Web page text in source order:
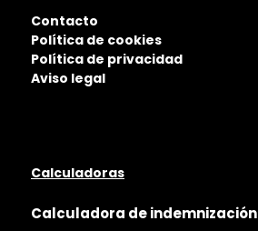
Contacto
Política de cookies
Política de privacidad
Aviso legal
Calculadoras
Calculadora de indemnización